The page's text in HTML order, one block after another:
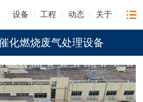
设备 工程 动态 关于
化燃烧废气处理设备